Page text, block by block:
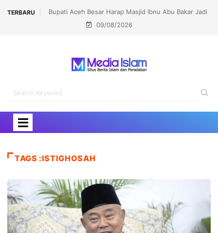
TERBARU
Bupati Aceh Besar Harap Masjid Ibnu Abu Bakar Jadi
Pusat Pembinaan Umat
Lomba dan
09/08/2026
TAGS :ISTIGHOSAH